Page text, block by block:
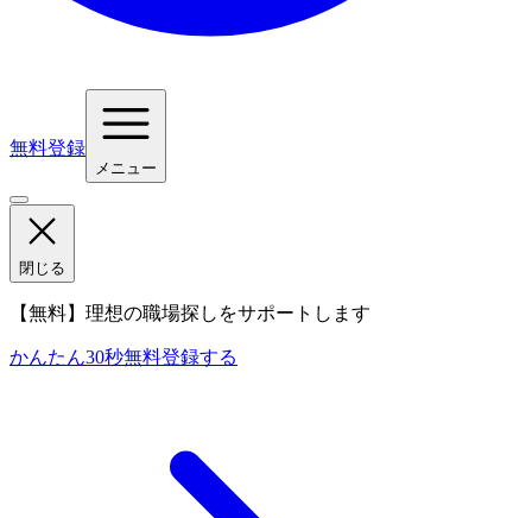
無料登録
メニュー
閉じる
【無料】理想の職場探しをサポートします
かんたん30秒無料登録する